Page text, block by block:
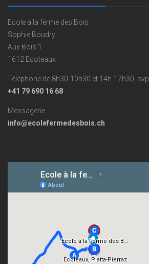
Ecole à la ferme des Bois
Sophie Boudry
Aux Bois 1
1612 Ecoteaux
Téléphone de 8h30-10h30 et 14h-17h30, svp
+41 79 690 16 68
Messagerie
info@ecolefermedesbois.ch